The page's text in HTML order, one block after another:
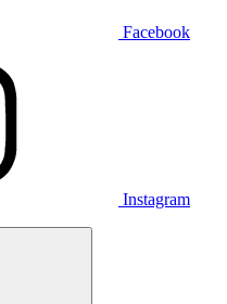
Facebook
Instagram